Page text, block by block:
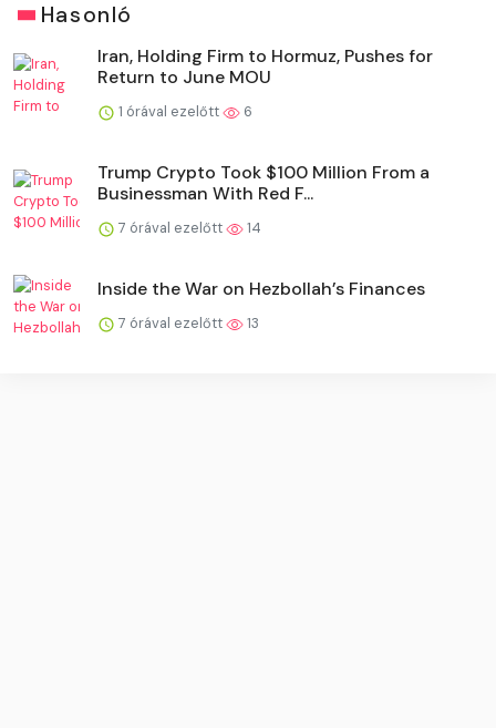
Hasonló
Iran, Holding Firm to Hormuz, Pushes for
Return to June MOU
1 órával ezelőtt 6
Trump Crypto Took $100 Million From a
Businessman With Red F...
7 órával ezelőtt 14
Inside the War on Hezbollah’s Finances
7 órával ezelőtt 13